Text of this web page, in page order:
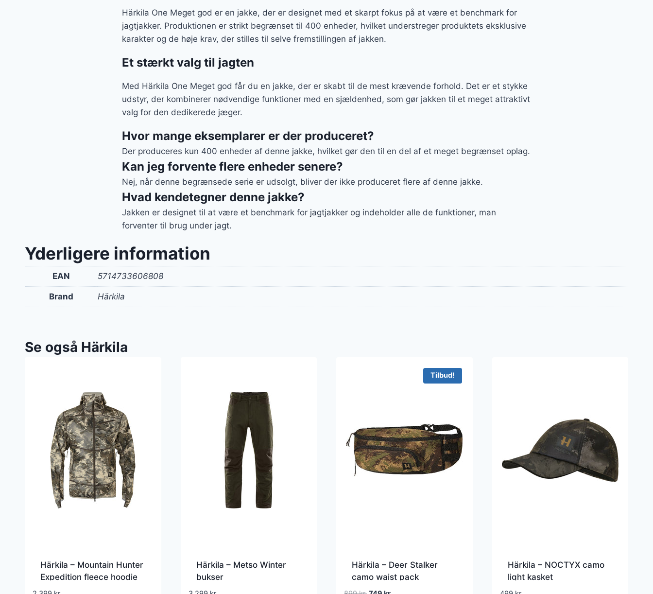
Härkila One Meget god er en jakke, der er designet med et skarpt fokus på at være et benchmark for
jagtjakker. Produktionen er strikt begrænset til 400 enheder, hvilket understreger produktets eksklusive
karakter og de høje krav, der stilles til selve fremstillingen af jakken.
Et stærkt valg til jagten
Med Härkila One Meget god får du en jakke, der er skabt til de mest krævende forhold. Det er et stykke
udstyr, der kombinerer nødvendige funktioner med en sjældenhed, som gør jakken til et meget attraktivt
valg for den dedikerede jæger.
Hvor mange eksemplarer er der produceret?
Der produceres kun 400 enheder af denne jakke, hvilket gør den til en del af et meget begrænset oplag.
Kan jeg forvente flere enheder senere?
Nej, når denne begrænsede serie er udsolgt, bliver der ikke produceret flere af denne jakke.
Hvad kendetegner denne jakke?
Jakken er designet til at være et benchmark for jagtjakker og indeholder alle de funktioner, man
forventer til brug under jagt.
Yderligere information
EAN 5714733606808
Brand Härkila
Se også Härkila
Härkila – Mountain Hunter
Expedition fleece hoodie
Härkila – Metso Winter
bukser
Tilbud!
Härkila – Deer Stalker
camo waist pack
Härkila – NOCTYX camo
light kasket